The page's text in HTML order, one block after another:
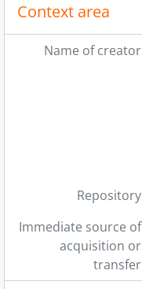
Context area
Name of creator
Repository
Immediate source of
acquisition or
transfer